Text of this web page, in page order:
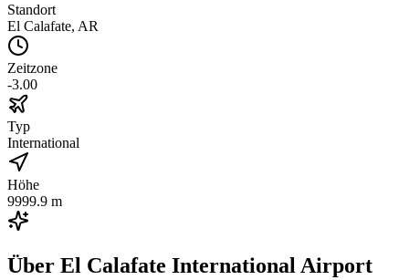
Standort
El Calafate, AR
Zeitzone
-3.00
Typ
International
Höhe
9999.9 m
Über El Calafate International Airport